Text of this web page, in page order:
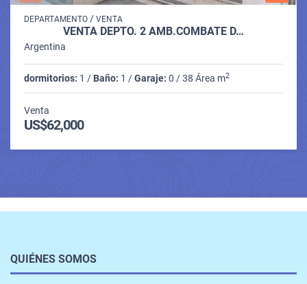
DEPARTAMENTO / VENTA
VENTA DEPTO. 2 AMB.COMBATE D…
Argentina
dormitorios: 1 / Baño: 1 /Garaje: 0 / 38 Área m2
Venta
US$62,000
QUIÉNES SOMOS